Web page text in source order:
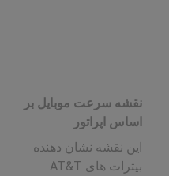
نقشه سرعت موبایل بر
اساس اپراتور
این نقشه نشان دهنده
بیترات های AT&T